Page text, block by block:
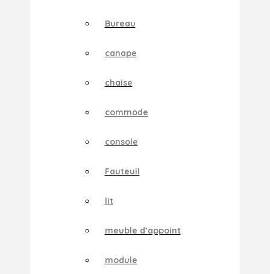
Bureau
canape
chaise
commode
console
Fauteuil
lit
meuble d’appoint
module